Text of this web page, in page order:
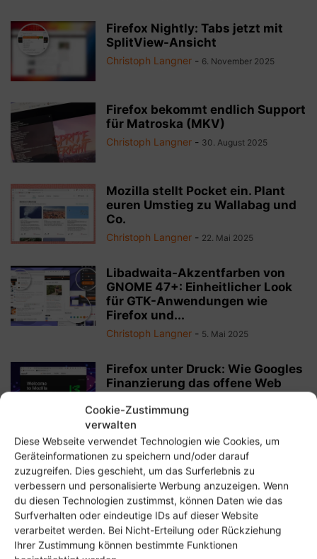
Cookie-Zustimmung
verwalten
Diese Webseite verwendet Technologien wie Cookies, um
Geräteinformationen zu speichern und/oder darauf
zuzugreifen. Dies geschieht, um das Surferlebnis zu
verbessern und personalisierte Werbung anzuzeigen. Wenn
du diesen Technologien zustimmst, können Daten wie das
Surfverhalten oder eindeutige IDs auf dieser Website
verarbeitet werden. Bei Nicht-Erteilung oder Rückziehung
Ihrer Zustimmung können bestimmte Funktionen
Firefox Nightly: Tabs jetzt mit
SplitView-Ansicht
Christoph Langner - 6. November 2025
Firefox bekommt endlich Support
für Matroska (MKV)
Christoph Langner - 30. August 2025
Mozilla stellt Pocket ein. Plant
euren Umstieg zu Wallabag und
Co.
Christoph Langner - 22. Mai 2025
Libadwaita-Akzentfarben von
GNOME 47+: Einheitlicher Look
für GTK-Anwendungen wie
Firefox und...
Christoph Langner - 5. Mai 2025
Firefox unter Druck: Wie Googles
Finanzierung das offene Web
Christoph Langner
Offline LanguageTool mit
Eloquent: Rechtschreibprüfung
unter Linux ohne Cloud
Christoph Langner - 25. April 2025